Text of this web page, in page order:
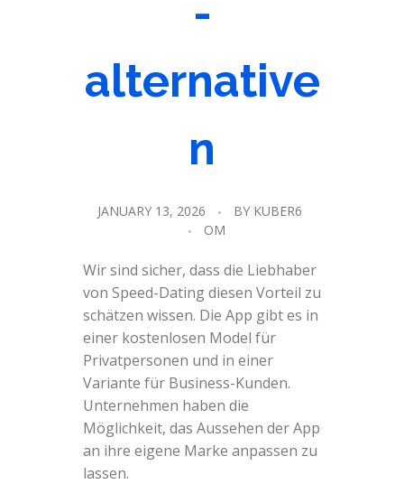
-
alternative
n
JANUARY 13, 2026 BY KUBER6
OM
Wir sind sicher, dass die Liebhaber
von Speed-Dating diesen Vorteil zu
schätzen wissen. Die App gibt es in
einer kostenlosen Model für
Privatpersonen und in einer
Variante für Business-Kunden.
Unternehmen haben die
Möglichkeit, das Aussehen der App
an ihre eigene Marke anpassen zu
lassen.